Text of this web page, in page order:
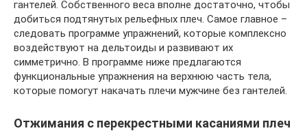
гантелей. Собственного веса вполне достаточно, чтобы
добиться подтянутых рельефных плеч. Самое главное –
следовать программе упражнений, которые комплексно
воздействуют на дельтоиды и развивают их
симметрично. В программе ниже предлагаются
функциональные упражнения на верхнюю часть тела,
которые помогут накачать плечи мужчине без гантелей.
Отжимания с перекрестными касаниями плеч